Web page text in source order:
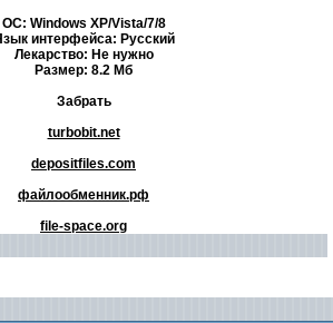
ОС: Windows ХР/Vista/7/8
интерфейса: Русский
Лекарство: Не нужно
Размер: 8.2 Мб
Забрать
turbobit.net
depositfiles.com
файлообменник.рф
file-space.org